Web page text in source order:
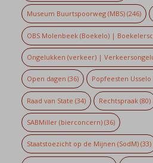
Museum Buurtspoorweg (MBS)(246)
OBS Molenbeek (Boekelo) |
Ongelukken (verkeer) |
Open dagen (36) Popfeesten
Raad van State (34) Rechtspraak (80)
SABMiller (bierconcern)(36)
Staatstoezicht op de Mijnen (SodM)(33)